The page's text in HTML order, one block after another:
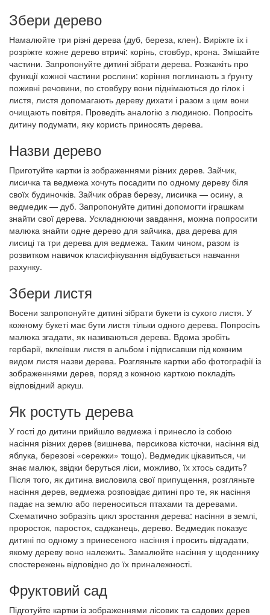
Збери дерево
Намалюйте три різні дерева (дуб, береза, клен). Виріжте їх і
розріжте кожне дерево втричі: корінь, стовбур, крона. Змішайте
частини. Запропонуйте дитині зібрати дерева. Розкажіть про
функції кожної частини рослини: коріння поглинають з ґрунту
поживні речовини, по стовбуру вони піднімаються до гілок і
листя, листя допомагають дереву дихати і разом з цим вони
очищають повітря. Проведіть аналогію з людиною. Попросіть
дитину подумати, яку користь приносять дерева.
Назви дерево
Приготуйте картки із зображеннями різних дерев. Зайчик,
лисичка та ведмежа хочуть посадити по одному дереву біля
своїх будиночків. Зайчик обрав березу, лисичка — осину, а
ведмедик — дуб. Запропонуйте дитині допомогти іграшкам
знайти свої дерева. Ускладнюючи завдання, можна попросити
малюка знайти одне дерево для зайчика, два дерева для
лисиці та три дерева для ведмежа. Таким чином, разом із
розвитком навичок класифікування відбувається навчання
рахунку.
Збери листя
Восени запропонуйте дитині зібрати букети із сухого листя. У
кожному букеті має бути листя тільки одного дерева. Попросіть
малюка згадати, як називаються дерева. Вдома зробіть
гербарії, вклеївши листя в альбом і підписавши під кожним
видом листя назви дерева. Розгляньте картки або фотографії із
зображеннями дерев, поряд з кожною карткою покладіть
відповідний аркуш.
Як ростуть дерева
У гості до дитини прийшло ведмежа і принесло із собою
насіння різних дерев (вишнева, персикова кісточки, насіння від
яблука, березові «сережки» тощо). Ведмедик цікавиться, чи
знає малюк, звідки беруться ліси, можливо, їх хтось садить?
Після того, як дитина висловила свої припущення, розгляньте
насіння дерев, ведмежа розповідає дитині про те, як насіння
падає на землю або переноситься птахами та деревами.
Схематично зобразіть цикл зростання дерева: насіння в землі,
проросток, паросток, саджанець, дерево. Ведмедик показує
дитині по одному з принесеного насіння і просить відгадати,
якому дереву воно належить. Замалюйте насіння у щоденнику
спостережень відповідно до їх приналежності.
Фруктовий сад
Підготуйте картки із зображеннями лісових та садових дерев